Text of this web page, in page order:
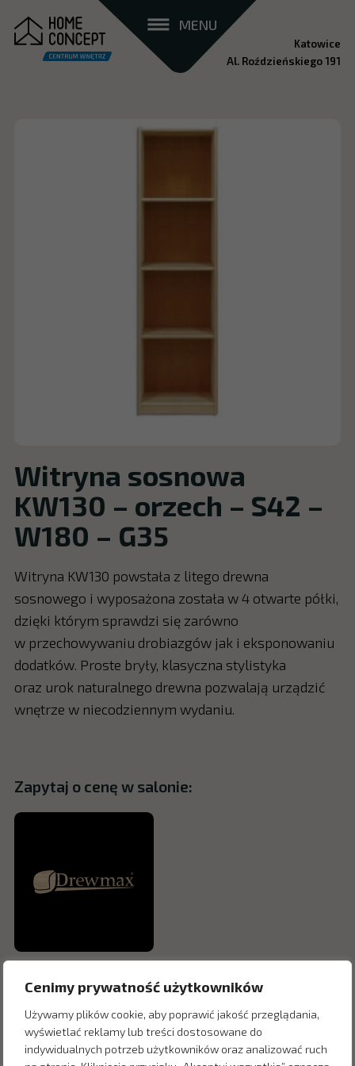
Cenimy prywatność użytkowników
Używamy plików cookie, aby poprawić jakość przeglądania,
wyświetlać reklamy lub treści dostosowane do
indywidualnych potrzeb użytkowników oraz analizować ruch
MENU
Katowice
Al. Roździeńskiego 191
Witryna sosnowa
KW130 – orzech – S42 –
W180 – G35
Witryna KW130 powstała z litego drewna
sosnowego i wyposażona została w 4 otwarte półki,
dzięki którym sprawdzi się zarówno
w przechowywaniu drobiazgów jak i eksponowaniu
dodatków. Proste bryły, klasyczna stylistyka
oraz urok naturalnego drewna pozwalają urządzić
wnętrze w niecodziennym wydaniu.
Zapytaj o cenę w salonie: